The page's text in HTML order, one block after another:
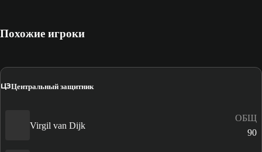
Похожие игроки
ЦЗЦентральный защитник
Virgil van Dijk
ОБЩ
90